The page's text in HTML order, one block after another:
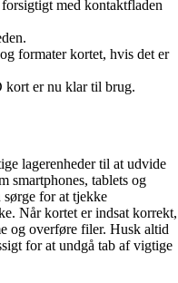
med kontaktfladen
formater kortet, hvis det er
er nu klar til brug.
lagerenheder til at udvide
smartphones, tablets og
for at tjekke
Når kortet er indsat korrekt,
og overføre filer. Husk altid
for at undgå tab af vigtige